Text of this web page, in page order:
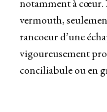
notamment à cœur.
vermouth,
rancoeur d’une
vigoureusement
conciliabule ou en